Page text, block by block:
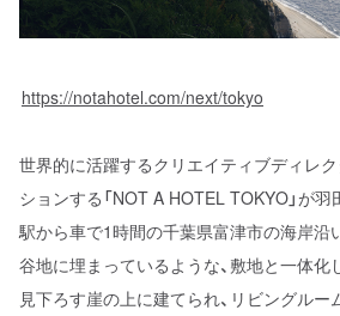
https://notahotel.com/next/tokyo
世界的に活躍するクリエイティブディレ
ションする「NOT A HOTEL TOKYO」が
駅から車で1時間の千葉県富津市の海岸沿
谷地に埋まっているような、敷地と一体化
見下ろす崖の上に建てられ、リビングル